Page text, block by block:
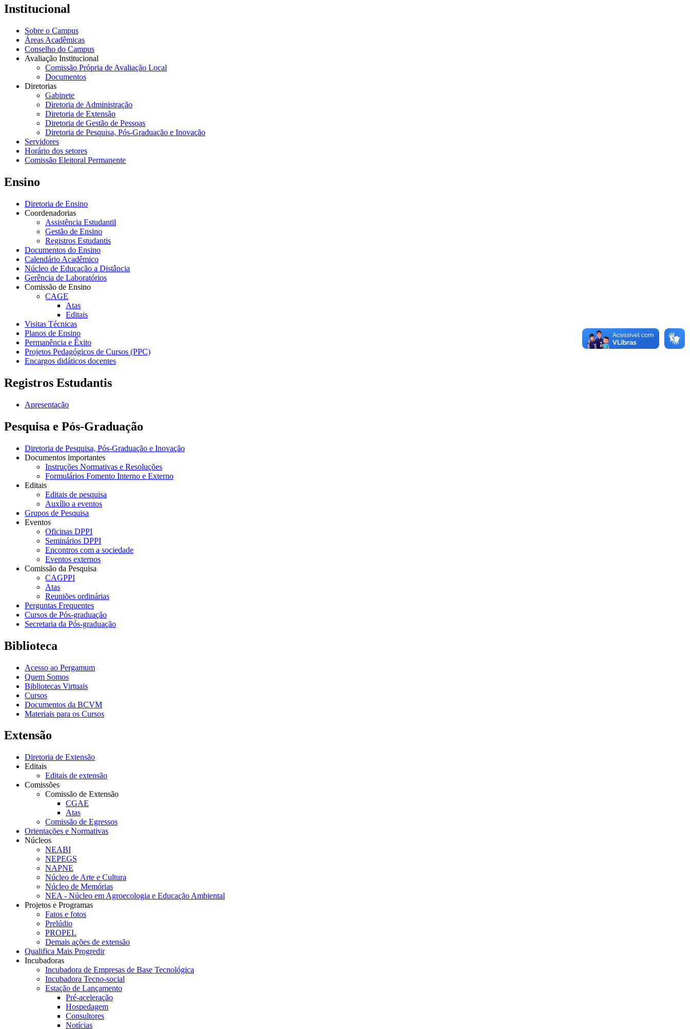
Institucional
Sobre o Campus
Áreas Acadêmicas
Conselho do Campus
Avaliação Institucional
Comissão Própria de Avaliação Local
Documentos
Diretorias
Gabinete
Diretoria de Administração
Diretoria de Extensão
Diretoria de Gestão de Pessoas
Diretoria de Pesquisa, Pós-Graduação e Inovação
Servidores
Horário dos setores
Comissão Eleitoral Permanente
Ensino
Diretoria de Ensino
Coordenadorias
Assistência Estudantil
Gestão de Ensino
Registros Estudantis
Documentos do Ensino
Calendário Acadêmico
Núcleo de Educação a Distância
Gerência de Laboratórios
Comissão de Ensino
CAGE
Atas
Editais
Visitas Técnicas
Planos de Ensino
Permanência e Êxito
Projetos Pedagógicos de Cursos (PPC)
Encargos didáticos docentes
Registros Estudantis
Apresentação
Pesquisa e Pós-Graduação
Diretoria de Pesquisa, Pós-Graduação e Inovação
Documentos importantes
Instruções Normativas e Resoluções
Formulários Fomento Interno e Externo
Editais
Editais de pesquisa
Auxílio a eventos
Grupos de Pesquisa
Eventos
Oficinas DPPI
Seminários DPPI
Encontros com a sociedade
Eventos externos
Comissão da Pesquisa
CAGPPI
Atas
Reuniões ordinárias
Perguntas Frequentes
Cursos de Pós-graduação
Secretaria da Pós-graduação
Biblioteca
Acesso ao Pergamum
Quem Somos
Bibliotecas Virtuais
Cursos
Documentos da BCVM
Materiais para os Cursos
Extensão
Diretoria de Extensão
Editais
Editais de extensão
Comissões
Comissão de Extensão
CGAE
Atas
Comissão de Egressos
Orientações e Normativas
Núcleos
NEABI
NEPEGS
NAPNE
Núcleo de Arte e Cultura
Núcleo de Memórias
NEA - Núcleo em Agroecologia e Educação Ambiental
Projetos e Programas
Fatos e fotos
Prelúdio
PROPEL
Demais ações de extensão
Qualifica Mais Progredir
Incubadoras
Incubadora de Empresas de Base Tecnológica
Incubadora Tecno-social
Estação de Lançamento
Pré-aceleração
Hospedagem
Consultores
Notícias